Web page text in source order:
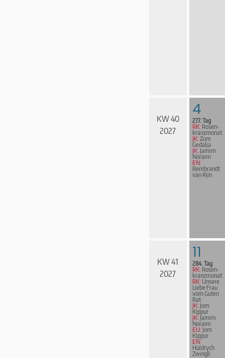
KW 40
2027
4
277. Tag
RK: Rosen­
kranz­mo­nat
JK: Zom
Gedalja
JK: Jamim
Noraim
EN:
Rembrandt
van Rijn
KW 41
2027
11
284. Tag
RK: Rosen­
kranz­mo­nat
RK: Unsere
Liebe Frau
vom Guten
Rat
JK: Jom
Kippur
JK: Jamim
Noraim
EU: Jom
Kippur
EN:
Huldrych
Zwingli